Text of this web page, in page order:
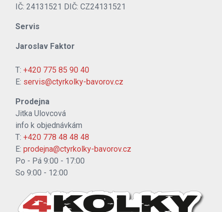
IČ: 24131521 DIČ: CZ24131521
Servis
Jaroslav Faktor
T: +420 775 85 90 40
E: servis@ctyrkolky-bavorov.cz
Prodejna
Jitka Ulovcová
info k objednávkám
T: +420 778 48 48 48
E: prodejna@ctyrkolky-bavorov.cz
Po - Pá 9:00 - 17:00
So 9:00 - 12:00